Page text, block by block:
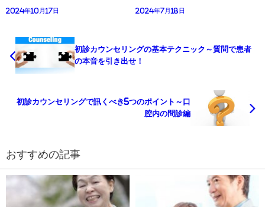
2024年10月17日 2024年7月18日
初診カウンセリングの基本テクニック～質問で患者
の本音を引き出せ！
初診カウンセリングで訊くべき5つのポイント～口
腔内の問診編
おすすめの記事